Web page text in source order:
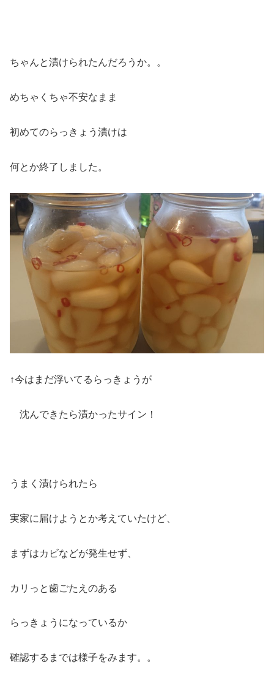
ちゃんと漬けられたんだろうか。。
めちゃくちゃ不安なまま
初めてのらっきょう漬けは
何とか終了しました。
↑今はまだ浮いてるらっきょうが
沈んできたら漬かったサイン！
うまく漬けられたら
実家に届けようとか考えていたけど、
まずはカビなどが発生せず、
カリっと歯ごたえのある
らっきょうになっているか
確認するまでは様子をみます。。